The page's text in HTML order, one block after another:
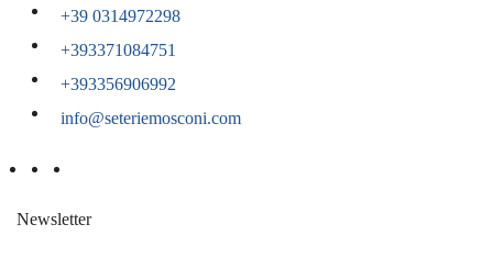
+39 0314972298
+393371084751
+393356906992
info@seteriemosconi.com
Newsletter